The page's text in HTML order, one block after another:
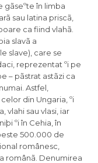
gãseºte în limba
sau latina priscã,
ca fiind vlahã.
slavã a
slave), care se
reprezentat ºi pe
– pãstrat astãzi ca
Astfel,
din Ungaria, ºi
vlahi sau vlasi, iar
ºi în Cehia, în
500.000 de
românesc,
românã. Denumirea